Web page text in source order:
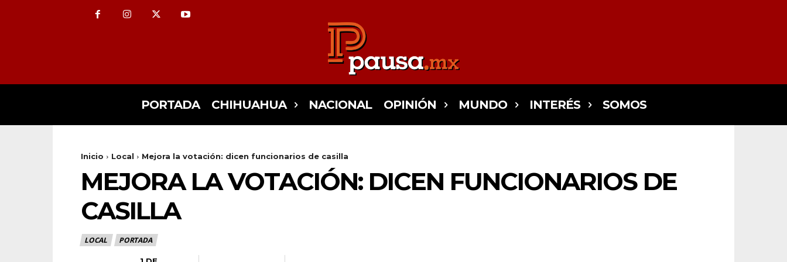
PORTADA CHIHUAHUA NACIONAL OPINIÓN MUNDO INTERÉS SOMOS
Inicio Local Mejora la votación: dicen funcionarios de casilla
MEJORA LA VOTACIÓN: DICEN FUNCIONARIOS DE
CASILLA
LOCAL PORTADA